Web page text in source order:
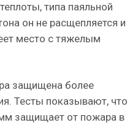
типа паяльной
он не расщепляется и
место с тяжелым
защищена более
Тесты показывают, что
защищает от пожара в